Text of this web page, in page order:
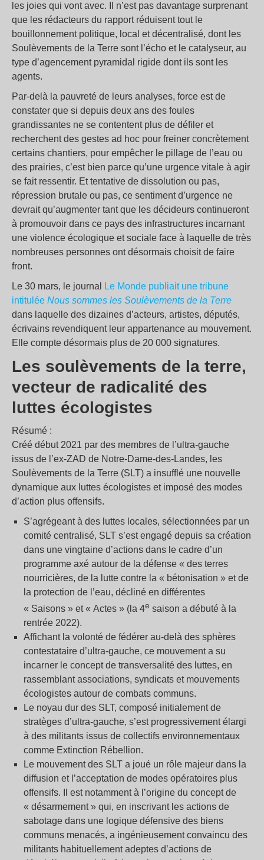
les joies qui vont avec. Il n’est pas davantage surprenant
que les rédacteurs du rapport réduisent tout le
bouillonnement politique, local et décentralisé, dont les
Soulèvements de la Terre sont l’écho et le catalyseur, au
type d’agencement pyramidal rigide dont ils sont les
agents.
Par-delà la pauvreté de leurs analyses, force est de
constater que si depuis deux ans des foules
grandissantes ne se contentent plus de défiler et
recherchent des gestes ad hoc pour freiner concrètement
certains chantiers, pour empêcher le pillage de l’eau ou
des prairies, c’est bien parce qu’une urgence vitale à agir
se fait ressentir. Et tentative de dissolution ou pas,
répression brutale ou pas, ce sentiment d’urgence ne
devrait qu’augmenter tant que les décideurs continueront
à promouvoir dans ce pays des infrastructures incarnant
une violence écologique et sociale face à laquelle de très
nombreuses personnes ont désormais choisit de faire
front.
Le 30 mars, le journal
Le Monde publiait une tribune
intitulée Nous sommes les Soulèvements de la Terre
dans laquelle des dizaines d’acteurs, artistes, députés,
écrivains revendiquent leur appartenance au mouvement.
Elle compte désormais plus de 20 000 signatures.
Les soulèvements de la terre,
vecteur de radicalité des
luttes écologistes
Résumé :
Créé début 2021 par des membres de l’ultra-gauche
issus de l’ex-ZAD de Notre-Dame-des-Landes, les
Soulèvements de la Terre (SLT) a insufflé une nouvelle
dynamique aux luttes écologistes et imposé des modes
d’action plus offensifs.
S’agrégeant à des luttes locales, sélectionnées par un
comité centralisé, SLT s’est engagé depuis sa création
dans une vingtaine d’actions dans le cadre d’un
programme axé autour de la défense « des terres
nourricières, de la lutte contre la « bétonisation » et de
la protection de l’eau, décliné en différentes
« Saisons » et « Actes » (la 4e saison a débuté à la
rentrée 2022).
Affichant la volonté de fédérer au-delà des sphères
contestataire d’ultra-gauche, ce mouvement a su
incarner le concept de transversalité des luttes, en
rassemblant associations, syndicats et mouvements
écologistes autour de combats communs.
Le noyau dur des SLT, composé initialement de
stratèges d’ultra-gauche, s’est progressivement élargi
à des militants issus de collectifs environnementaux
comme Extinction Rébellion.
Le mouvement des SLT a joué un rôle majeur dans la
diffusion et l’acceptation de modes opératoires plus
offensifs. Il est notamment à l’origine du concept de
« désarmement » qui, en inscrivant les actions de
sabotage dans une logique défensive des biens
communs menacés, a ingénieusement convaincu des
militants habituellement adeptes d’actions de